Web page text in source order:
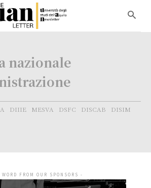
nazionale
DIIIE MESVA DSFC DISCAB
DISIM
FROM OUR SPONSORS -